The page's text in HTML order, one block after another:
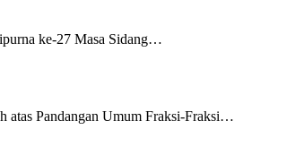
ke-27 Masa Sidang…
atas Pandangan Umum Fraksi-Fraksi…